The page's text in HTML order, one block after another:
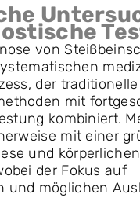
von
der traditionelle
mit
kombiniert.
mit einer
und körperlichen
der Fokus auf
und möglichen